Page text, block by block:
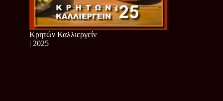
Κρητών Καλλιεργείν
| 2025